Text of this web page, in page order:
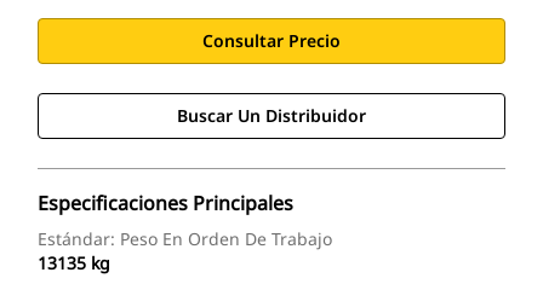
Consultar Precio
Buscar Un Distribuidor
Especificaciones Principales
Estándar: Peso En Orden De Trabajo
13135 kg